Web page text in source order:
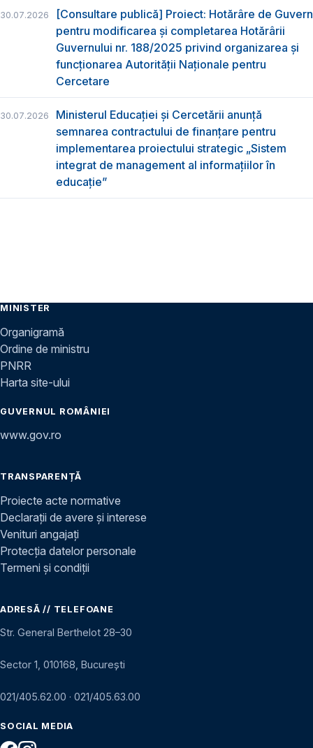
30.07.2026
[Consultare publică] Proiect: Hotărâre de Guvern
pentru modificarea și completarea Hotărârii
Guvernului nr. 188/2025 privind organizarea şi
funcţionarea Autorităţii Naţionale pentru
Cercetare
30.07.2026
Ministerul Educației și Cercetării anunță
semnarea contractului de finanțare pentru
implementarea proiectului strategic „Sistem
integrat de management al informațiilor în
educație”
MINISTER
Organigramă
Ordine de ministru
PNRR
Harta site-ului
GUVERNUL ROMÂNIEI
www.gov.ro
TRANSPARENȚĂ
Proiecte acte normative
Declarații de avere și interese
Venituri angajați
Protecția datelor personale
Termeni și condiții
ADRESĂ // TELEFOANE
Str. General Berthelot 28–30
Sector 1, 010168, București
021/405.62.00 · 021/405.63.00
SOCIAL MEDIA